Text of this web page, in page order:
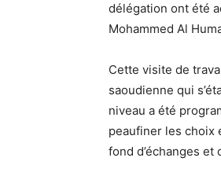
délégation ont été
Mohammed Al
Cette visite de
saoudienne qui
niveau a été
peaufiner les choix
fond d’échanges